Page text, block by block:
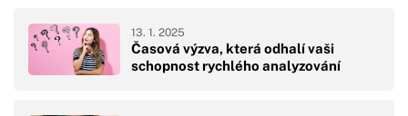
Časová výzva, která odhalí vaši
schopnost rychlého analyzování
13. 1. 2025